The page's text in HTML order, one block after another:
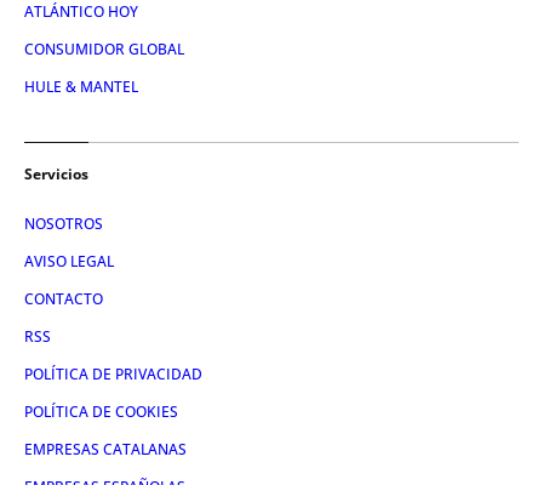
ATLÁNTICO HOY
CONSUMIDOR GLOBAL
HULE & MANTEL
Servicios
NOSOTROS
AVISO LEGAL
CONTACTO
RSS
POLÍTICA DE PRIVACIDAD
POLÍTICA DE COOKIES
EMPRESAS CATALANAS